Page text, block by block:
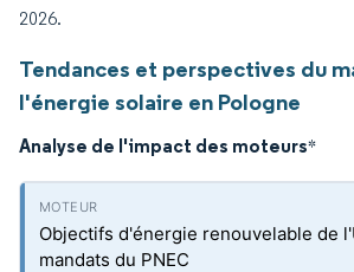
2026.
Tendances et perspectives du
l'énergie solaire en Pologne
Analyse de l'impact des moteurs*
Objectifs d'énergie renouvelable de
mandats du PNEC